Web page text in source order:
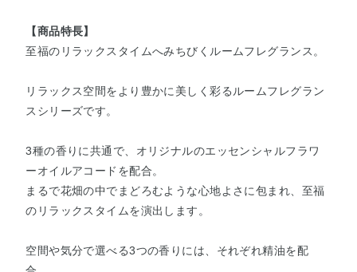
【商品特長】
至福のリラックスタイムへみちびくルームフレグランス。
リラックス空間をより豊かに美しく彩るルームフレグラン
スシリーズです。
3種の香りに共通で、オリジナルのエッセンシャルフラワ
ーオイルアコードを配合。
まるで花畑の中でまどろむような心地よさに包まれ、至福
のリラックスタイムを演出します。
空間や気分で選べる3つの香りには、それぞれ精油を配